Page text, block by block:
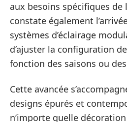
aux besoins spécifiques de
constate également
systèmes d’éclairage
d’ajuster la configuration
fonction des saisons ou
Cette avancée
designs épurés et
n’importe quelle